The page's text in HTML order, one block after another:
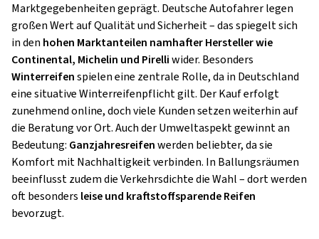
Marktgegebenheiten geprägt. Deutsche Autofahrer legen
großen Wert auf Qualität und Sicherheit – das spiegelt sich
in den hohen Marktanteilen namhafter Hersteller wie
Continental, Michelin und Pirelliwider. Besonders
Winterreifenspielen eine zentrale Rolle, da in Deutschland
eine situative Winterreifenpflicht gilt. Der Kauf erfolgt
zunehmend online, doch viele Kunden setzen weiterhin auf
die Beratung vor Ort. Auch der Umweltaspekt gewinnt an
Bedeutung: Ganzjahresreifenwerden beliebter, da sie
Komfort mit Nachhaltigkeit verbinden. In Ballungsräumen
beeinflusst zudem die Verkehrsdichte die Wahl – dort werden
oft besonders leise und kraftstoffsparende Reifen
bevorzugt.